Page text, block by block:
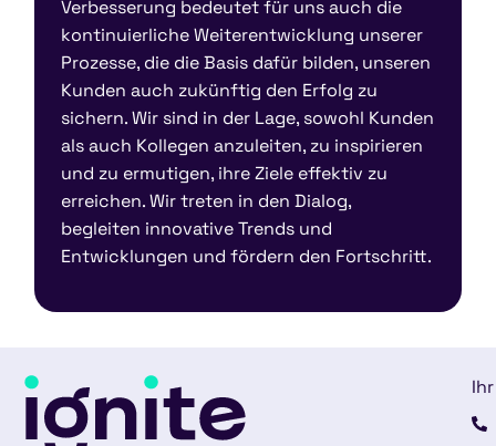
Verbesserung bedeutet für uns auch die
kontinuierliche Weiterentwicklung unserer
Prozesse, die die Basis dafür bilden, unseren
Kunden auch zukünftig den Erfolg zu
sichern. Wir sind in der Lage, sowohl Kunden
als auch Kollegen anzuleiten, zu inspirieren
und zu ermutigen, ihre Ziele effektiv zu
erreichen. Wir treten in den Dialog,
begleiten innovative Trends und
Entwicklungen und fördern den Fortschritt.